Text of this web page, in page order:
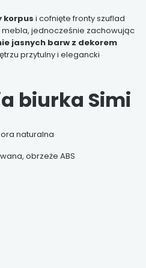
korpus i cofnięte fronty szuflad
jednocześnie zachowując
jasnych barw z dekorem
przytulny i elegancki
biurka Simi
naturalna
obrzeże ABS